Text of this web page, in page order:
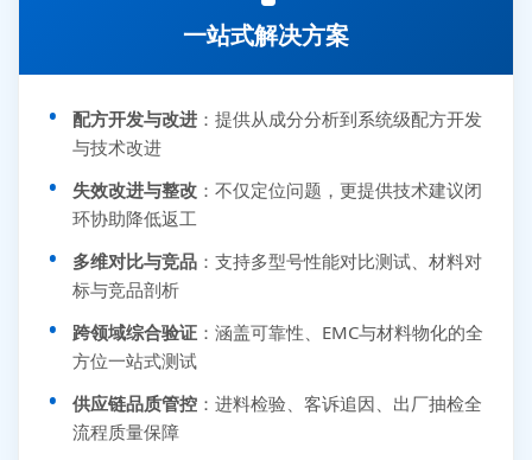
一站式解决方案
配方开发与改进 ：提供从成分分析到系统级配方开发
与技术改进
失效改进与整改 ：不仅定位问题，更提供技术建议闭
环协助降低返工
多维对比与竞品 ：支持多型号性能对比测试、材料对
标与竞品剖析
跨领域综合验证 ：涵盖可靠性、EMC与材料物化的全
方位一站式测试
供应链品质管控 ：进料检验、客诉追因、出厂抽检全
流程质量保障